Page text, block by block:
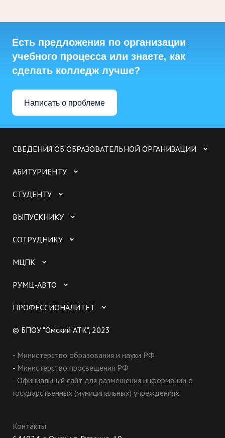
Есть предложения по организации
учебного процесса или знаете, как
сделать колледж лучше?
Написать о проблеме
СВЕДЕНИЯ ОБ ОБРАЗОВАТЕЛЬНОЙ ОРГАНИЗАЦИИ
АБИТУРИЕНТУ
СТУДЕНТУ
ВЫПУСКНИКУ
СОТРУДНИКУ
МЦПК
РУМЦ-АВТО
ПРОФЕССИОНАЛИТЕТ
© БПОУ "Омский АТК", 2023
- Министерство образования и науки РФ
- Министерство просвещения РФ
- Официальный сайт для размещения информации о
государственных (муниципальных) учреждениях
Контакты